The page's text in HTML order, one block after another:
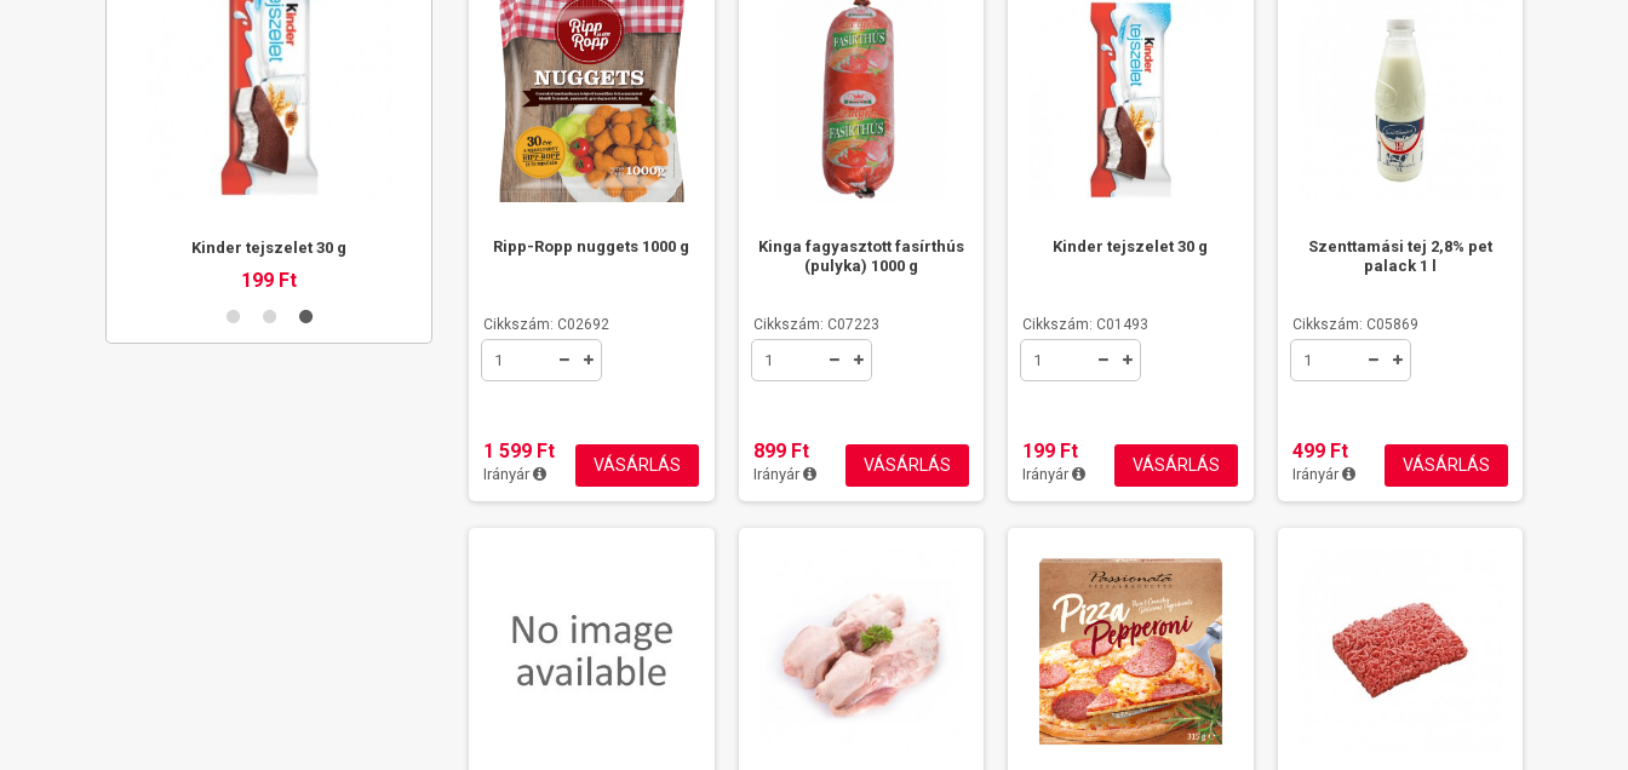
Kinder tejszelet 30 g
199 Ft
Ripp-Ropp nuggets 1000 g
Ripp-Ropp nuggets 1000 g
Cikkszám: C02692
1 599 Ft
Irányár VÁSÁRLÁS
Kinga fagyasztott fasírthús
(pulyka) 1000 g
Cikkszám: C07223
899 Ft
Irányár VÁSÁRLÁS
Kinder tejszelet 30 g
Cikkszám: C01493
199 Ft
Irányár VÁSÁRLÁS
Szenttamási tej 2,8% pet
palack 1 l
Cikkszám: C05869
499 Ft
Irányár VÁSÁRLÁS